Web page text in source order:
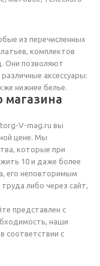
из перечисленных
комплектов
Они позволяют
аксессуары:
нижнее белье.
V-mag.ru вы
цене. Мы
которые при
10 и даже более
его неповторимым
либо через сайт,
представлен с
наши
соответствии с